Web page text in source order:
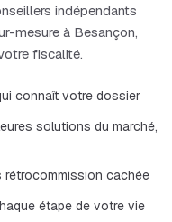
indépendants
mesure à Besançon,
fiscalité.
connaît votre dossier
solutions du marché,
rétrocommission cachée
étape de votre vie